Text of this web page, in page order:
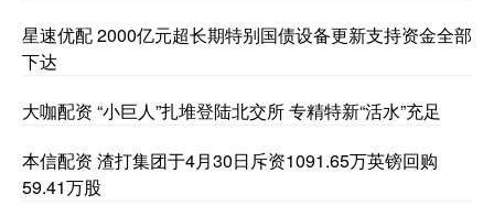
星速优配 2000亿元超长期特别国债设备更新支持资金全部
下达
大咖配资 “小巨人”扎堆登陆北交所 专精特新“活水”充足
本信配资 渣打集团于4月30日斥资1091.65万英镑回购
59.41万股